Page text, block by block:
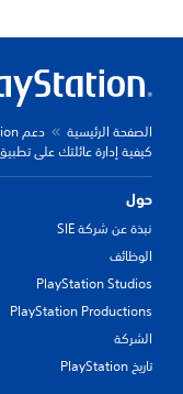
الصفحة الرئيسية دعم PlayStation
كيفية إدارة عائلتك على تطبيق PlayStation Family
حول
نبذة عن شركة SIE
الوظائف
PlayStation Studios
PlayStation Productions
الشركة
تاريخ PlayStation